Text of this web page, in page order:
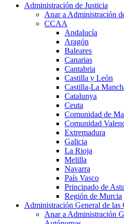
Administración de Justicia
Anar a Administración
CCAA
Andalucía
Aragón
Baleares
Canarias
Cantabria
Castilla y León
Castilla-La
Catalunya
Ceuta
Comunidad de
Comunidad
Extremadura
Galicia
La Rioja
Melilla
Navarra
País Vasco
Principado de
Región de Murcia
Administración General de las
Anar a Administración